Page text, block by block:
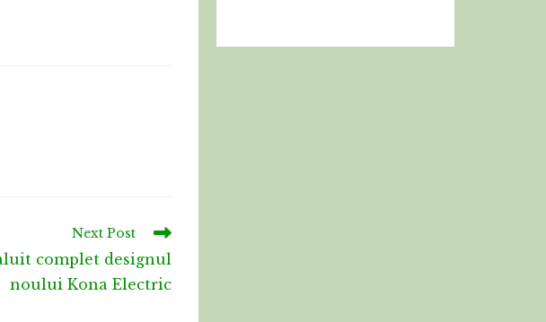
Next Post
complet designul
noului Kona Electric